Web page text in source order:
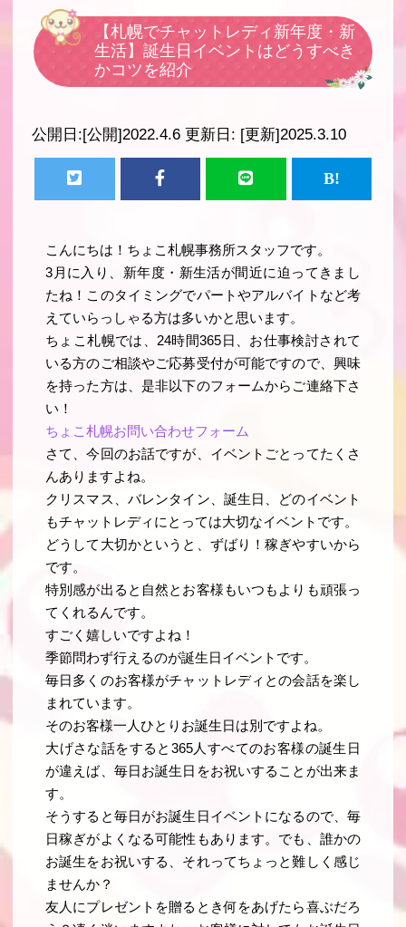
【札幌でチャットレディ新年度・新
生活】誕生日イベントはどうすべき
かコツを紹介
公開日:[公開]2022.4.6 更新日: [更新]2025.3.10
こんにちは！ちょこ札幌事務所スタッフです。
3月に入り、新年度・新生活が間近に迫ってきまし
たね！このタイミングでパートやアルバイトなど考
えていらっしゃる方は多いかと思います。
ちょこ札幌では、24時間365日、お仕事検討されて
いる方のご相談やご応募受付が可能ですので、興味
を持った方は、是非以下のフォームからご連絡下さ
い！
ちょこ札幌お問い合わせフォーム
さて、今回のお話ですが、イベントごとってたくさ
んありますよね。
クリスマス、バレンタイン、誕生日、どのイベント
もチャットレディにとっては大切なイベントです。
どうして大切かというと、ずばり！稼ぎやすいから
です。
特別感が出ると自然とお客様もいつもよりも頑張っ
てくれるんです。
すごく嬉しいですよね！
季節問わず行えるのが誕生日イベントです。
毎日多くのお客様がチャットレディとの会話を楽し
まれています。
そのお客様一人ひとりお誕生日は別ですよね。
大げさな話をすると365人すべてのお客様の誕生日
が違えば、毎日お誕生日をお祝いすることが出来ま
す。
そうすると毎日がお誕生日イベントになるので、毎
日稼ぎがよくなる可能性もあります。でも、誰かの
お誕生をお祝いする、それってちょっと難しく感じ
ませんか？
友人にプレゼントを贈るとき何をあげたら喜ぶだろ